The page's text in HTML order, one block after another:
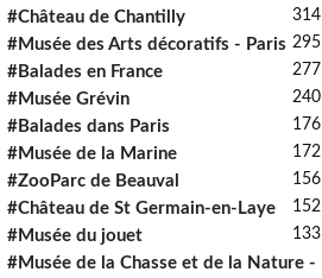
#Château de Chantilly 314
#Musée des Arts décoratifs - Paris 295
#Balades en France 277
#Musée Grévin 240
#Balades dans Paris 176
#Musée de la Marine 172
#ZooParc de Beauval 156
#Château de St Germain-en-Laye 152
#Musée du jouet 133
#Musée de la Chasse et de la Nature -